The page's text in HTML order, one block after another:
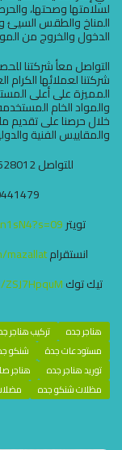
لسلامتها وصحتها،
المناخ والطقس السيئ
الدخول والخروج من
التواصل معأ شركتنا
شركتنا لعملائها
المميزة على أعلى
والمواد الخام
خلال حرصنا على تقديم
والمقاييس الفنية
للتواصل 0505628012
تويتر
انستقرامmazallat
تيك توكZSJ7HpquM/
هناجر جده تركيب هناجر جده
مستودعات جدة
شنكو جده
توريد هناجر جده
هناجر صاج
مظلات شنكو جده
مضلات